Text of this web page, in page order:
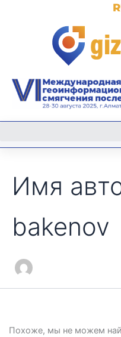
содержимому
Имя
bakenov
Похоже, мы не можем